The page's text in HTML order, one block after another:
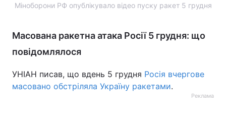
Міноборони РФ опублікувало відео пуску ракет 5 грудня
Масована ракетна атака Росії 5 грудня: що
повідомлялося
УНІАН писав, що вдень 5 грудня Росія вчергове
масовано обстріляла Україну ракетами.
Реклама